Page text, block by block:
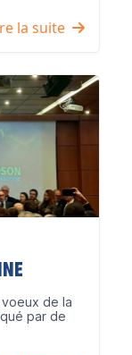
la suite
de la
par de